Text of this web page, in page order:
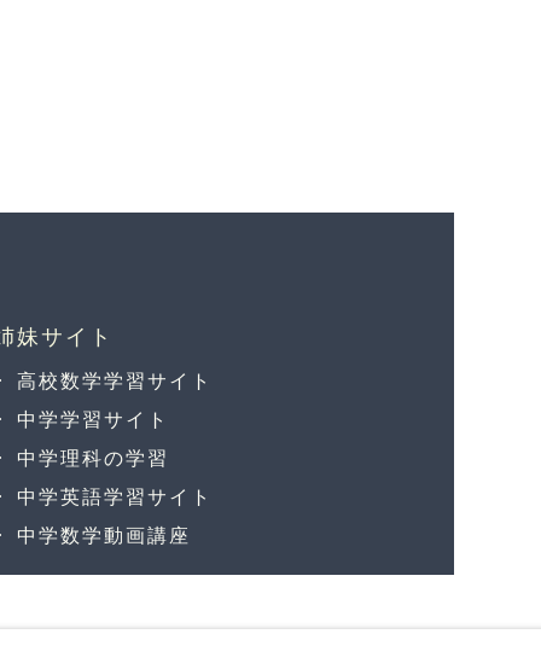
高校数学学習サイト
中学学習サイト
中学理科の学習
中学英語学習サイト
中学数学動画講座